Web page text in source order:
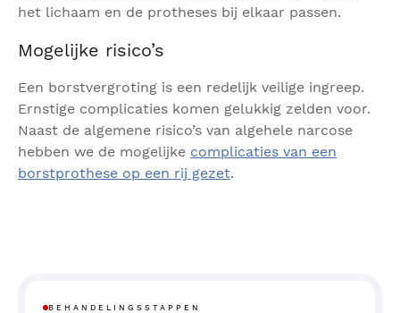
het lichaam en de protheses bij elkaar passen.
Mogelijke risico’s
Een borstvergroting is een redelijk veilige ingreep.
Ernstige complicaties komen gelukkig zelden voor.
Naast de algemene risico’s van algehele narcose
hebben we de mogelijke complicaties van een
borstprothese op een rij gezet.
BEHANDELINGSSTAPPEN